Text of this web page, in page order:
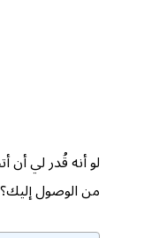
لو أنه قُدر لي
من الوصول